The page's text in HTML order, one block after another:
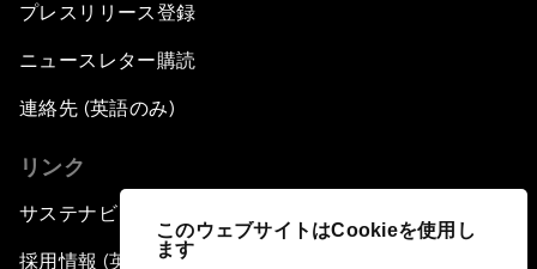
このウェブサイトはCookieを使用し
ます
プレスリリース登録
ニュースレター購読
連絡先 (英語のみ)
リンク
サステナビリティへの取り組み
採用情報 (英語のみ)